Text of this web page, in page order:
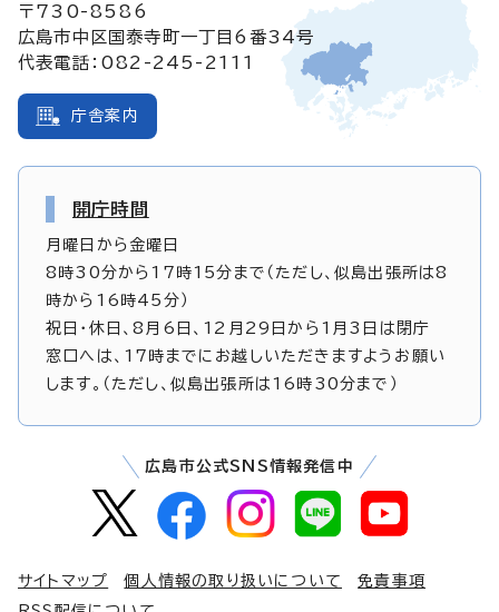
〒730-8586
広島市中区国泰寺町一丁目6番34号
代表電話：082-245-2111
庁舎案内
開庁時間
月曜日から金曜日
8時30分から17時15分まで（ただし、似島出張所は8
時から16時45分）
祝日・休日、8月6日、12月29日から1月3日は閉庁
窓口へは、17時までにお越しいただきますようお願い
します。（ただし、似島出張所は16時30分まで）
広島市公式SNS情報発信中
サイトマップ 個人情報の取り扱いについて
免責事項